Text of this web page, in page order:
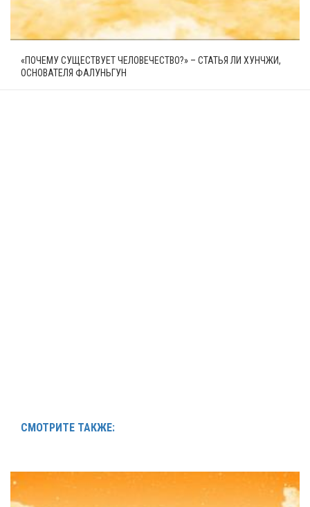
«ПОЧЕМУ СУЩЕСТВУЕТ ЧЕЛОВЕЧЕСТВО?» – СТАТЬЯ ЛИ ХУНЧЖИ,
ОСНОВАТЕЛЯ ФАЛУНЬГУН
СМОТРИТЕ ТАКЖЕ: